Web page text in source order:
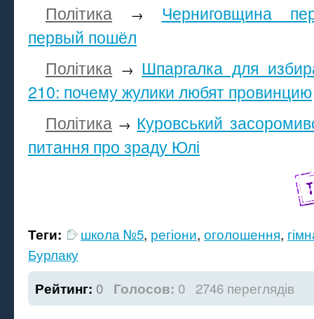
Політика → Черниговщина
первый пошёл
Політика → Шпаргалка для
210: почему жулики любят провинцию
Політика → Куровський
питання про зраду Юлі
Теги: школа №5, регіони, оголошення,
Бурлаку
Рейтинг: 0 Голосов: 0 2746 переглядів